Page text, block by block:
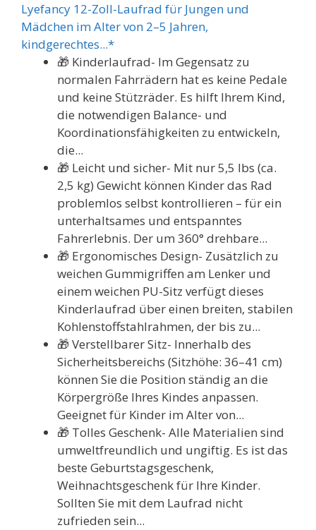
Lyefancy 12-Zoll-Laufrad für Jungen und
Mädchen im Alter von 2–5 Jahren,
kindgerechtes...*
🎁 Kinderlaufrad- Im Gegensatz zu
normalen Fahrrädern hat es keine Pedale
und keine Stützräder. Es hilft Ihrem Kind,
die notwendigen Balance- und
Koordinationsfähigkeiten zu entwickeln,
die...
🎁 Leicht und sicher- Mit nur 5,5 lbs (ca.
2,5 kg) Gewicht können Kinder das Rad
problemlos selbst kontrollieren – für ein
unterhaltsames und entspanntes
Fahrerlebnis. Der um 360° drehbare...
🎁 Ergonomisches Design- Zusätzlich zu
weichen Gummigriffen am Lenker und
einem weichen PU-Sitz verfügt dieses
Kinderlaufrad über einen breiten, stabilen
Kohlenstoffstahlrahmen, der bis zu...
🎁 Verstellbarer Sitz- Innerhalb des
Sicherheitsbereichs (Sitzhöhe: 36–41 cm)
können Sie die Position ständig an die
Körpergröße Ihres Kindes anpassen.
Geeignet für Kinder im Alter von...
🎁 Tolles Geschenk- Alle Materialien sind
umweltfreundlich und ungiftig. Es ist das
beste Geburtstagsgeschenk,
Weihnachtsgeschenk für Ihre Kinder.
Sollten Sie mit dem Laufrad nicht
zufrieden sein...